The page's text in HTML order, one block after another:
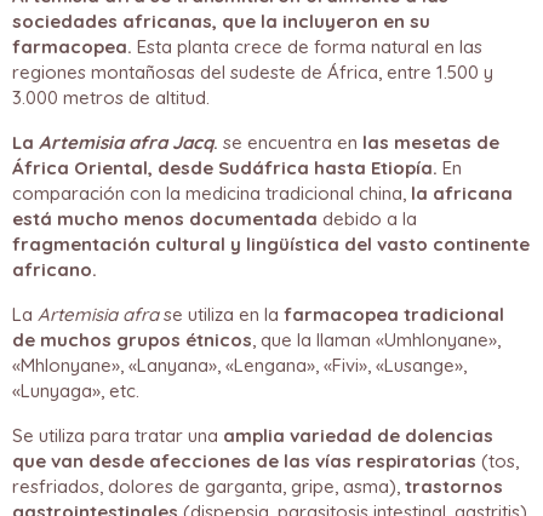
sociedades africanas, que la incluyeron en su
farmacopea. Esta planta crece de forma natural en las
regiones montañosas del sudeste de África, entre 1.500 y
3.000 metros de altitud.
La Artemisia afra Jacq. se encuentra en las mesetas de
África Oriental, desde Sudáfrica hasta Etiopía. En
comparación con la medicina tradicional china, la africana
está mucho menos documentada debido a la
fragmentación cultural y lingüística del vasto continente
africano.
La Artemisia afrase utiliza en la farmacopea tradicional
de muchos grupos étnicos , que la llaman «Umhlonyane»,
«Mhlonyane», «Lanyana», «Lengana», «Fivi», «Lusange»,
«Lunyaga», etc.
Se utiliza para tratar una amplia variedad de dolencias
que van desde afecciones de las vías respiratorias (tos,
resfriados, dolores de garganta, gripe, asma), trastornos
gastrointestinales (dispepsia, parasitosis intestinal, gastritis),